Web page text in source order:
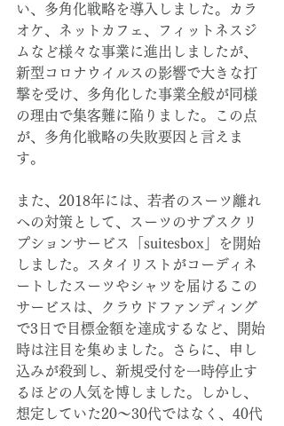
い、多角化戦略を導入しました。カラ
オケ、ネットカフェ、フィットネスジ
ムなど様々な事業に進出しましたが、
新型コロナウイルスの影響で大きな打
撃を受け、多角化した事業全般が同様
の理由で集客難に陥りました。この点
が、多角化戦略の失敗要因と言えま
す。
また、2018年には、若者のスーツ離れ
への対策として、スーツのサブスクリ
プションサービス「suitesbox」を開始
しました。スタイリストがコーディネ
ートしたスーツやシャツを届けるこの
サービスは、クラウドファンディング
で3日で目標金額を達成するなど、開始
時は注目を集めました。さらに、申し
込みが殺到し、新規受付を一時停止す
るほどの人気を博しました。しかし、
想定していた20〜30代ではなく、40代